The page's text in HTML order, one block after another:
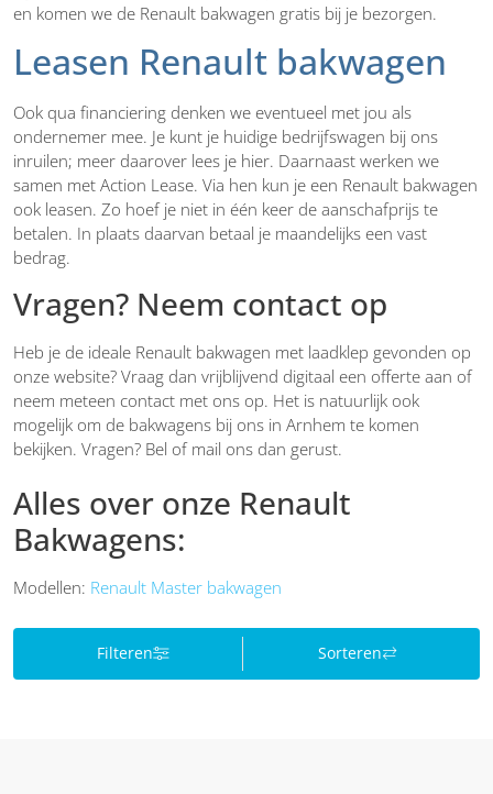
en komen we de Renault bakwagen gratis bij je bezorgen.
Leasen Renault bakwagen
Ook qua financiering denken we eventueel met jou als
ondernemer mee. Je kunt je huidige bedrijfswagen bij ons
inruilen; meer daarover lees je hier. Daarnaast werken we
samen met Action Lease. Via hen kun je een Renault bakwagen
ook leasen. Zo hoef je niet in één keer de aanschafprijs te
betalen. In plaats daarvan betaal je maandelijks een vast
bedrag.
Vragen? Neem contact op
Heb je de ideale Renault bakwagen met laadklep gevonden op
onze website? Vraag dan vrijblijvend digitaal een offerte aan of
neem meteen contact met ons op. Het is natuurlijk ook
mogelijk om de bakwagens bij ons in Arnhem te komen
bekijken. Vragen? Bel of mail ons dan gerust.
Alles over onze Renault
Bakwagens:
Modellen: Renault Master bakwagen
Filteren Sorteren